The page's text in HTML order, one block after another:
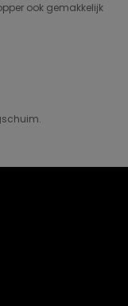
ook gemakkelijk